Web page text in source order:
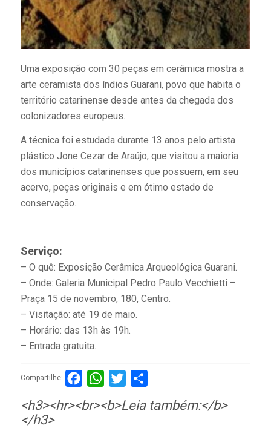
Uma exposição com 30 peças em cerâmica mostra a
arte ceramista dos índios Guarani, povo que habita o
território catarinense desde antes da chegada dos
colonizadores europeus.
A técnica foi estudada durante 13 anos pelo artista
plástico Jone Cezar de Araújo, que visitou a maioria
dos municípios catarinenses que possuem, em seu
acervo, peças originais e em ótimo estado de
conservação.
Serviço:
– O quê: Exposição Cerâmica Arqueológica Guarani.
– Onde: Galeria Municipal Pedro Paulo Vecchietti –
Praça 15 de novembro, 180, Centro.
– Visitação: até 19 de maio.
– Horário: das 13h às 19h.
– Entrada gratuita.
Compartilhe: FacebookWhatsApp
Twitter
<h3><hr><br><b>Leia também:</b>
</h3>